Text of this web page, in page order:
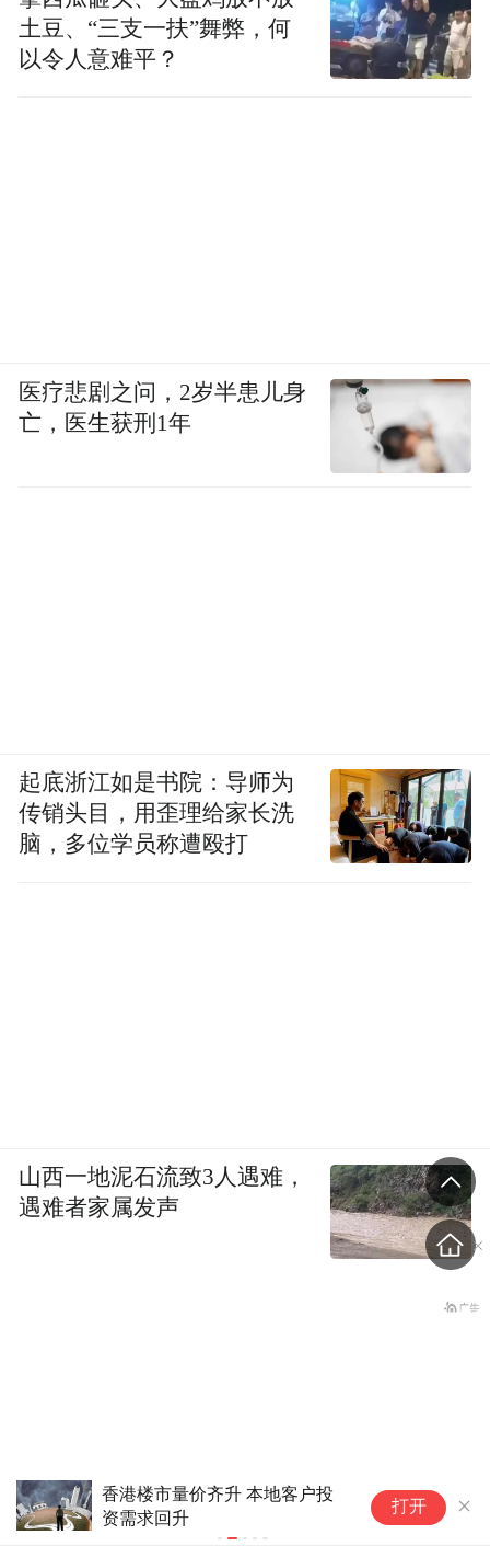
港楼市量价齐升 本地客户投
需求回升
楼市迎来关键
出？打开
土豆、“三支一扶”舞弊，何
以令人意难平？
医疗悲剧之问，2岁半患儿身
亡，医生获刑1年
起底浙江如是书院：导师为
传销头目，用歪理给家长洗
脑，多位学员称遭殴打
山西一地泥石流致3人遇难，
遇难者家属发声